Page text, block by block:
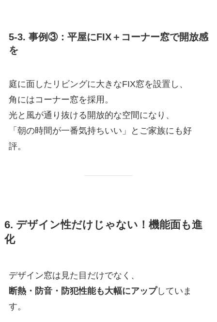
5-3. 事例③：平屋にFIX＋コーナー窓で開放感
を
庭に面したリビングに大きなFIX窓を設置し、
角にはコーナー窓を採用。
光と風が通り抜ける開放的な空間になり、
「朝の時間が一番気持ちいい」とご家族にも好
評。
6. デザイン性だけじゃない！機能面も進
化
デザイン窓は見た目だけでなく、
断熱・防音・防犯性能も大幅にアップしていま
す。